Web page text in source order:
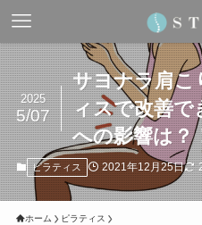
サヨナラ肩こ
ィスで改善で
への影響は？
2025
5/07
ピラティス 2021年12月25日
ホーム ピラティス